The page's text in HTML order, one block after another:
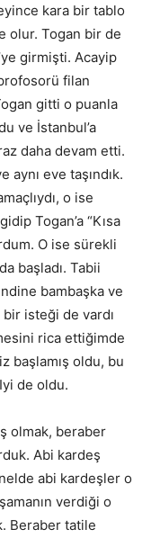
kara bir tablo
olur. Togan bir de
girmişti. Acayip
filan
gitti o puanla
ve İstanbul’a
daha devam etti.
aynı eve taşındık.
o ise
Togan’a “Kısa
O ise sürekli
başladı. Tabii
bambaşka ve
isteği de vardı
rica ettiğimde
başlamış oldu, bu
de oldu.
olmak, beraber
Abi kardeş
abi kardeşler o
verdiği o
Beraber tatile